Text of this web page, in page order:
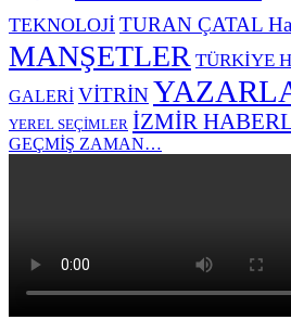
TEKNOLOJİ TURAN ÇATAL
MANŞETLER TÜRKİYE
GALERİ VİTRİN
YEREL SEÇİMLER İZMİR
GEÇMİŞ ZAMAN…